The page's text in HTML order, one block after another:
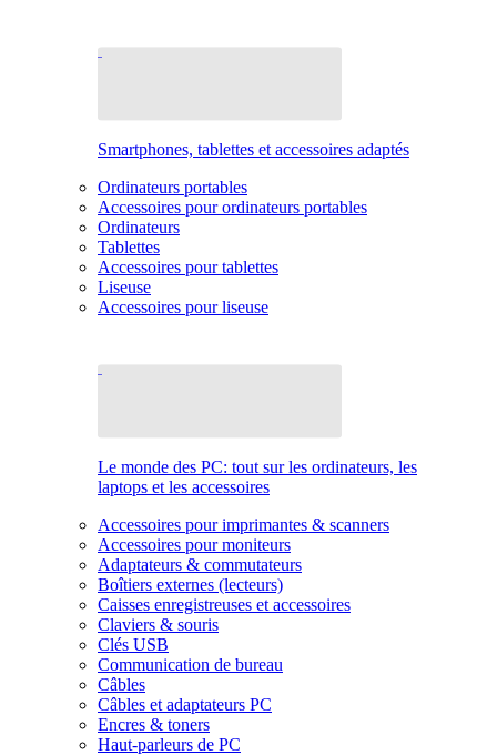
Smartphones, tablettes et accessoires adaptés
Ordinateurs portables
Accessoires pour ordinateurs portables
Ordinateurs
Tablettes
Accessoires pour tablettes
Liseuse
Accessoires pour liseuse
Le monde des PC: tout sur les ordinateurs, les
laptops et les accessoires
Accessoires pour imprimantes & scanners
Accessoires pour moniteurs
Adaptateurs & commutateurs
Boîtiers externes (lecteurs)
Caisses enregistreuses et accessoires
Claviers & souris
Clés USB
Communication de bureau
Câbles
Câbles et adaptateurs PC
Encres & toners
Haut-parleurs de PC